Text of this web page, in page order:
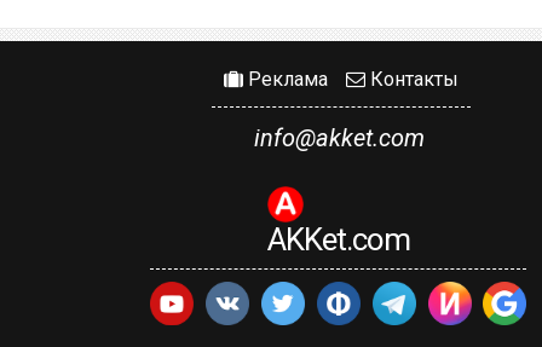
Реклама Контакты
info@akket.com
AKKet.com